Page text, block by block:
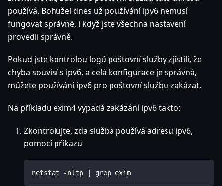
používá. Bohužel dnes už používání ipv6 nemusí
fungovat správně, i když jste všechna nastavení
provedli správně.
Pokud jste kontrolou logů poštovní služby zjistili, že
chyba souvisí s ipv6, a celá konfigurace je správná,
můžete používání ipv6 pro poštovní službu zakázat.
Na příkladu exim4 vypadá zakázání ipv6 takto:
Zkontrolujte, zda služba používá adresu ipv6,
pomocí příkazu
netstat -nltp | grep exim